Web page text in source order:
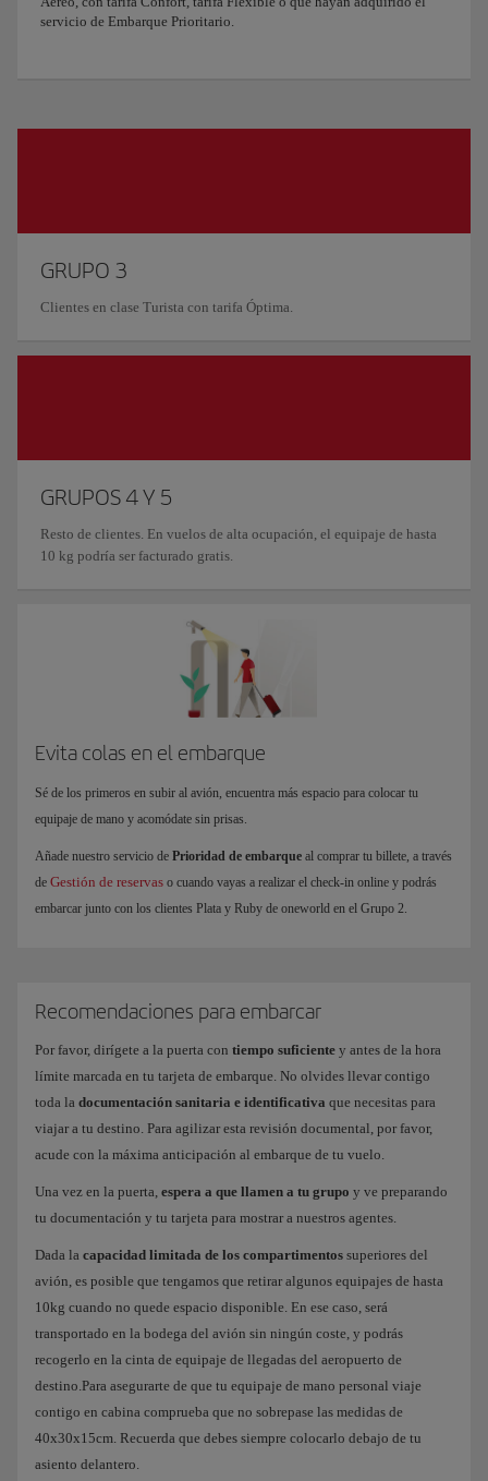
servicio de Embarque Prioritario.
GRUPO 3
Clientes en clase Turista con tarifa Óptima.
GRUPOS 4 Y 5
Resto de clientes. En vuelos de alta ocupación, el equipaje de hasta
10 kg podría ser facturado gratis.
Evita colas en el embarque
Sé de los primeros en subir al avión, encuentra más espacio para colocar tu
equipaje de mano y acomódate sin prisas.
Añade nuestro servicio de Prioridad de embarque al comprar tu billete, a través
de Gestión de reservas o cuando vayas a realizar el check-in online y podrás
embarcar junto con los clientes Plata y Ruby de oneworld en el Grupo 2.
Recomendaciones para embarcar
Por favor, dirígete a la puerta con tiempo suficiente y antes de la hora
límite marcada en tu tarjeta de embarque. No olvides llevar contigo
toda la documentación sanitaria e identificativa que necesitas para
viajar a tu destino. Para agilizar esta revisión documental, por favor,
acude con la máxima anticipación al embarque de tu vuelo.
Una vez en la puerta, espera a que llamen a tu grupo y ve preparando
tu documentación y tu tarjeta para mostrar a nuestros agentes.
Dada la capacidad limitada de los compartimentos superiores del
avión, es posible que tengamos que retirar algunos equipajes de hasta
10kg cuando no quede espacio disponible. En ese caso, será
transportado en la bodega del avión sin ningún coste, y podrás
recogerlo en la cinta de equipaje de llegadas del aeropuerto de
destino.Para asegurarte de que tu equipaje de mano personal viaje
contigo en cabina comprueba que no sobrepase las medidas de
40x30x15cm. Recuerda que debes siempre colocarlo debajo de tu
asiento delantero.